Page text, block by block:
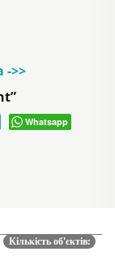
->>
Whatsapp
Кількість об'єктів: